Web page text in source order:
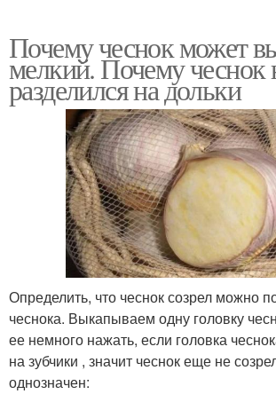
Почва для чеснока
Чеснок в открытом
грунте
И
Однозубковый чеснок
Почему чеснок может
мелкий. Почему чеснок
разделился на дольки
Определить, что чеснок созрел можно
чеснока. Выкапываем одну головку
ее немного нажать, если головка
на зубчики , значит чеснок еще не
однозначен: